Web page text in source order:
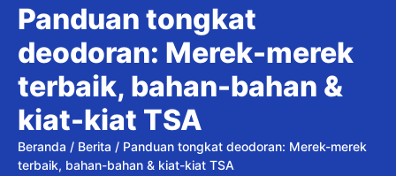
Panduan tongkat
deodoran: Merek-merek
terbaik, bahan-bahan &
kiat-kiat TSA
Beranda / Berita / Panduan tongkat deodoran: Merek-merek
terbaik, bahan-bahan & kiat-kiat TSA